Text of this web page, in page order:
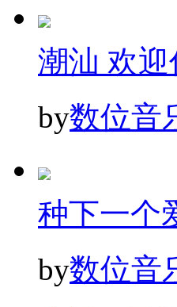
潮汕 欢迎
by数位音
种下一个
by数位音